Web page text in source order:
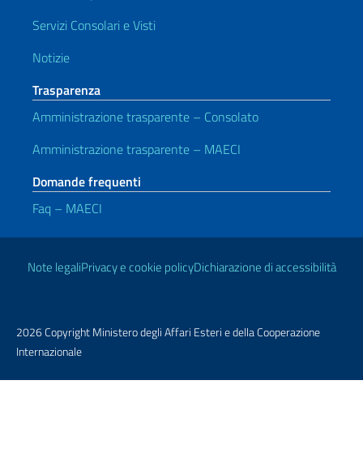
Servizi Consolari e Visti
Notizie
Trasparenza
Amministrazione trasparente – Consolato
Amministrazione trasparente – MAECI
Domande frequenti
Faq – MAECI
Link Utili
Note legaliPrivacy e cookie policyDichiarazione di accessibilità
2026 Copyright Ministero degli Affari Esteri e della Cooperazione
Internazionale